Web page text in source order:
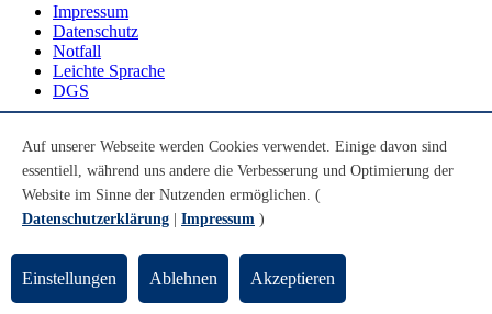
Impressum
Datenschutz
Notfall
Leichte Sprache
DGS
Youtube
Instagram
LinkedIn
© Universität Bremen 2026
Auf unserer Webseite werden Cookies verwendet. Einige davon sind
essentiell, während uns andere die Verbesserung und Optimierung der
Website im Sinne der Nutzenden ermöglichen. (
Datenschutzerklärung
Impressum )
Einstellungen Ablehnen Akzeptieren